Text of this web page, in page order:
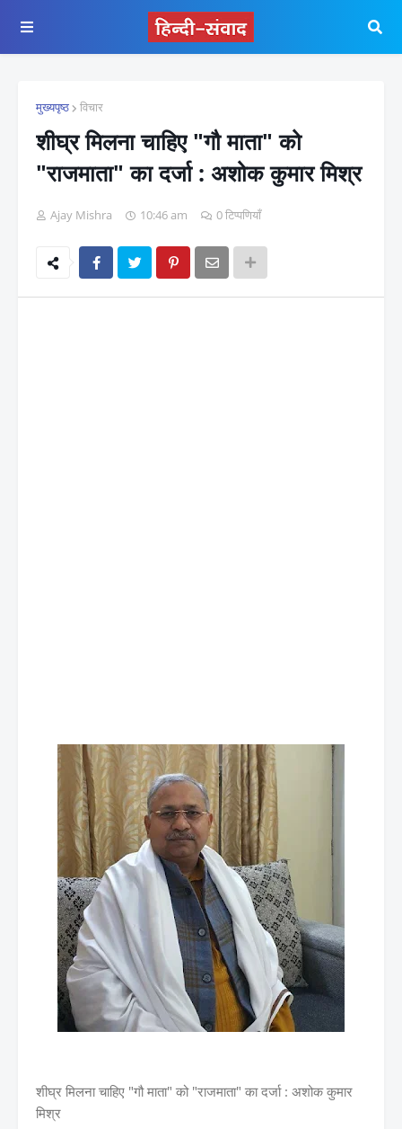
मुख्यपृष्ठ विचार
शीघ्र मिलना चाहिए "गौ माता" को
"राजमाता" का दर्जा : अशोक कुमार मिश्र
Ajay Mishra 10:46 am 0 टिप्पणियाँ
शीघ्र मिलना चाहिए "गौ माता" को "राजमाता" का दर्जा : अशोक कुमार
मिश्र